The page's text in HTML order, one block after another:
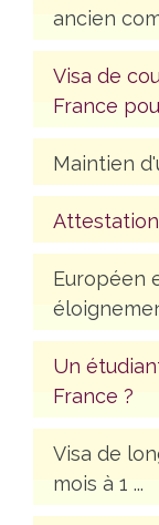
ancien
Visa de
France
Maintien
Européen
Un
France ?
Visa de
mois à 1 ...